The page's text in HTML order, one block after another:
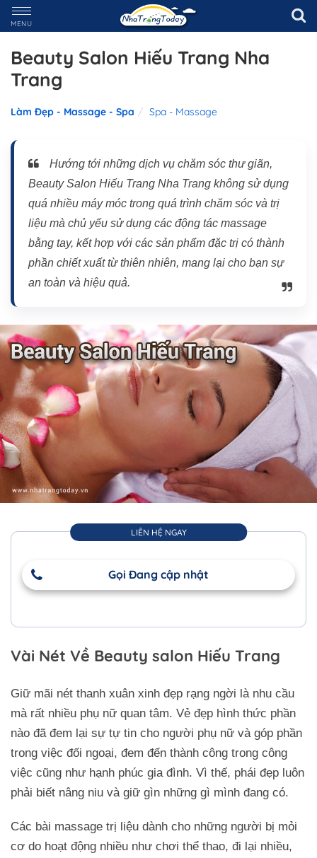
MENU
Beauty Salon Hiếu Trang Nha
Trang
Làm Đẹp - Massage - Spa Spa - Massage
Hướng tới những dịch vụ chăm sóc thư giãn,
Beauty Salon Hiếu Trang Nha Trang không sử dụng
quá nhiều máy móc trong quá trình chăm sóc và trị
liệu mà chủ yếu sử dụng các động tác massage
bằng tay, kết hợp với các sản phẩm đặc trị có thành
phần chiết xuất từ thiên nhiên, mang lại cho bạn sự
an toàn và hiệu quả.
LIÊN HỆ NGAY
Gọi Đang cập nhật
Vài Nét Về Beauty salon Hiếu Trang
Giữ mãi nét thanh xuân xinh đẹp rạng ngời là nhu cầu
mà rất nhiều phụ nữ quan tâm. Vẻ đẹp hình thức phần
nào đã đem lại sự tự tin cho người phụ nữ và góp phần
trong việc đối ngoại, đem đến thành công trong công
việc cũng như hạnh phúc gia đình. Vì thế, phái đẹp luôn
phải biết nâng niu và giữ gìn những gì mình đang có.
Các bài massage trị liệu dành cho những người bị mỏi
cơ do hoạt động nhiều như chơi thể thao, đi lại nhiều,